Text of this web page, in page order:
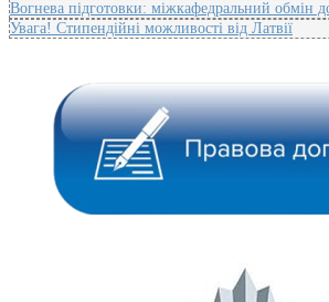
Вогнева підготовки: міжкафедральний обмін
Увага! Стипендійні можливості від Латвії